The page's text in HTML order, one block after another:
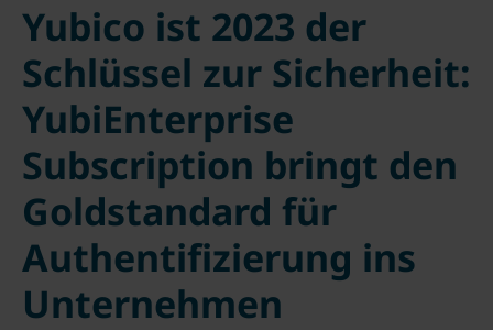
Yubico ist 2023 der
Schlüssel zur Sicherheit:
YubiEnterprise
Subscription bringt den
Goldstandard für
Authentifizierung ins
Unternehmen